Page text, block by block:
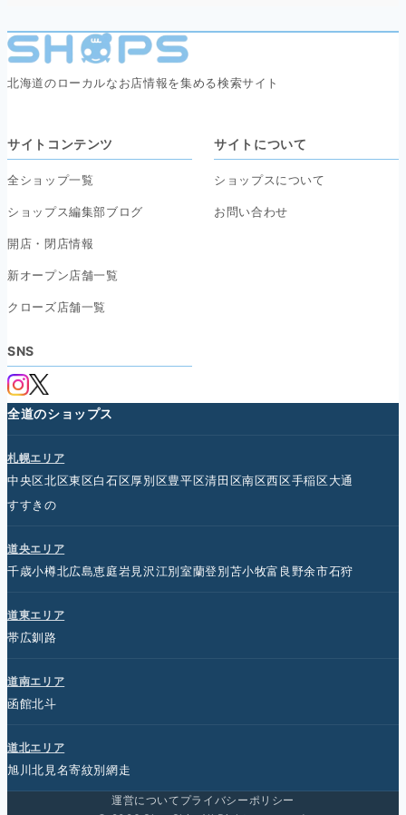
北海道のローカルなお店情報を集める検索サイト
サイトコンテンツ
全ショップ一覧
ショップス編集部ブログ
開店・閉店情報
新オープン店舗一覧
クローズ店舗一覧
サイトについて
ショップスについて
お問い合わせ
SNS
全道のショップス
札幌エリア
中央区北区東区白石区厚別区豊平区清田区南区西区手稲区大通
すすきの
道央エリア
千歳小樽北広島恵庭岩見沢江別室蘭登別苫小牧富良野余市石狩
道東エリア
帯広釧路
道南エリア
函館北斗
道北エリア
旭川北見 名寄紋別網走
運営について プライバシーポリシー